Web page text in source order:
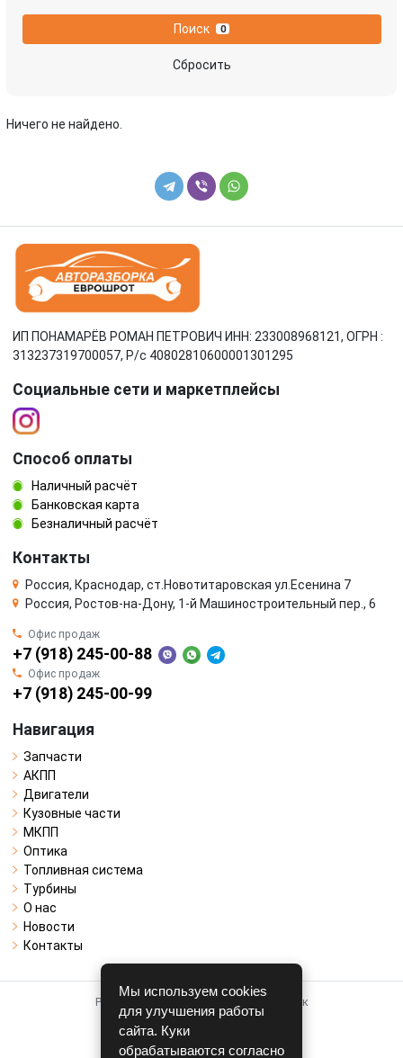
Поиск 0
Сбросить
Ничего не найдено.
ИП ПОНАМАРЁВ РОМАН ПЕТРОВИЧ ИНН: 233008968121, ОГРН :
313237319700057, Р/c 40802810600001301295
Социальные сети и маркетплейсы
Способ оплаты
Наличный расчёт
Банковская карта
Безналичный расчёт
Контакты
Россия, Краснодар, ст.Новотитаровская ул.Есенина 7
Россия, Ростов-на-Дону, 1-й Машиностроительный пер., 6
Офис продаж
+7 (918) 245-00-88
Офис продаж
+7 (918) 245-00-99
Навигация
Запчасти
АКПП
Двигатели
Кузовные части
МКПП
Оптика
Топливная система
Турбины
О нас
Новости
Контакты
Работает на системе для авторазборок
CARRO.БИЗНЕС
Полная версия
Мы используем cookies
для улучшения работы
сайта. Куки
обрабатываются согласно